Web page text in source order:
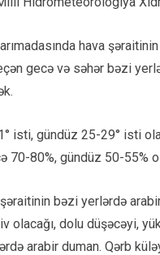
hava
gecə və səhər bəzi
isti, gündüz 25-29° isti
70-80%, gündüz 50-55%
bəzi yerlərdə
dolu düşəcəyi,
arabir duman. Qərb